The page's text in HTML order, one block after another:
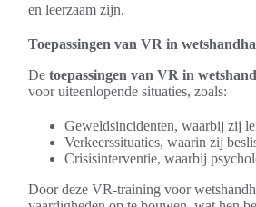
en leerzaam zijn.
Toepassingen van VR in
De toepassingen van VR in
voor uiteenlopende situaties, zoals:
Geweldsincidenten, waarbij zij
Verkeerssituaties, waarin zij
Crisisinterventie, waarbij
Door deze VR-training voor